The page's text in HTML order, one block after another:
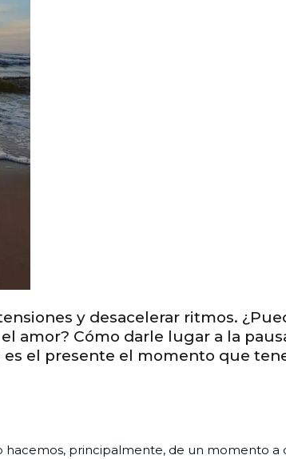
y desacelerar ritmos.
amor? Cómo darle lugar a la
el presente el momento que
principalmente, de un momento a